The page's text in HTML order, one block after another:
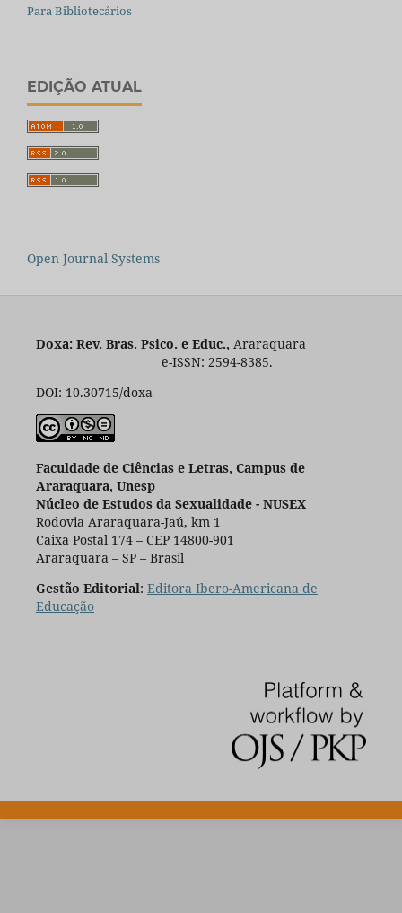
Para Bibliotecários
EDIÇÃO ATUAL
Open Journal Systems
Doxa: Rev. Bras. Psico. e Educ., Araraquara
e-ISSN: 2594-8385.
DOI: 10.30715/doxa
Faculdade de Ciências e Letras, Campus de
Araraquara, Unesp
Núcleo de Estudos da Sexualidade - NUSEX
Rodovia Araraquara-Jaú, km 1
Caixa Postal 174 – CEP 14800-901
Araraquara – SP – Brasil
Gestão Editorial: Editora Ibero-Americana de
Educação